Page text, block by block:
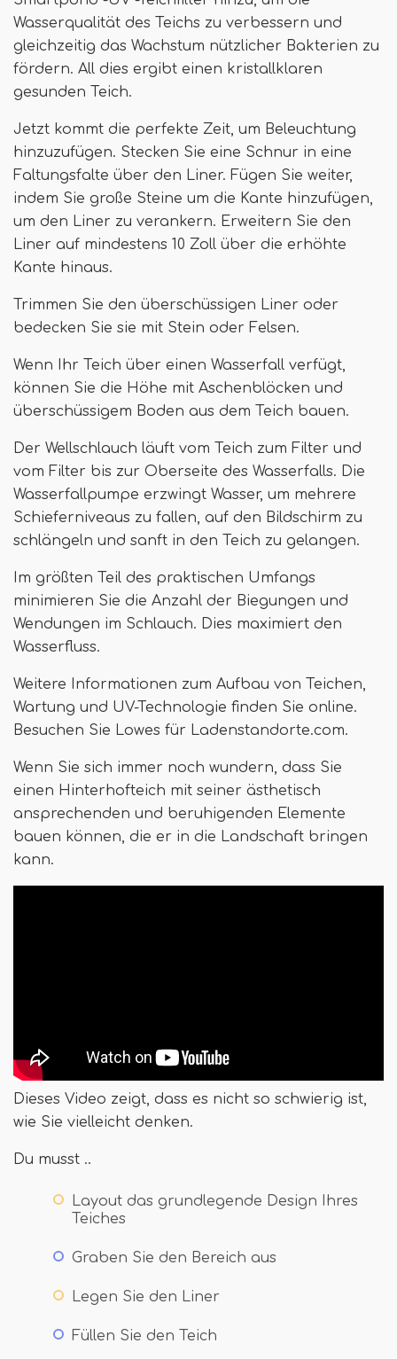
Wasserqualität des Teichs zu verbessern und
gleichzeitig das Wachstum nützlicher Bakterien zu
fördern. All dies ergibt einen kristallklaren
gesunden Teich.
Jetzt kommt die perfekte Zeit, um Beleuchtung
hinzuzufügen. Stecken Sie eine Schnur in eine
Faltungsfalte über den Liner. Fügen Sie weiter,
indem Sie große Steine ​​um die Kante hinzufügen,
um den Liner zu verankern. Erweitern Sie den
Liner auf mindestens 10 Zoll über die erhöhte
Kante hinaus.
Trimmen Sie den überschüssigen Liner oder
bedecken Sie sie mit Stein oder Felsen.
Wenn Ihr Teich über einen Wasserfall verfügt,
können Sie die Höhe mit Aschenblöcken und
überschüssigem Boden aus dem Teich bauen.
Der Wellschlauch läuft vom Teich zum Filter und
vom Filter bis zur Oberseite des Wasserfalls. Die
Wasserfallpumpe erzwingt Wasser, um mehrere
Schieferniveaus zu fallen, auf den Bildschirm zu
schlängeln und sanft in den Teich zu gelangen.
Im größten Teil des praktischen Umfangs
minimieren Sie die Anzahl der Biegungen und
Wendungen im Schlauch. Dies maximiert den
Wasserfluss.
Weitere Informationen zum Aufbau von Teichen,
Wartung und UV-Technologie finden Sie online.
Besuchen Sie Lowes für Ladenstandorte.com.
Wenn Sie sich immer noch wundern, dass Sie
einen Hinterhofteich mit seiner ästhetisch
ansprechenden und beruhigenden Elemente
bauen können, die er in die Landschaft bringen
kann.
Dieses Video zeigt, dass es nicht so schwierig ist,
wie Sie vielleicht denken.
Du musst ..
Layout das grundlegende Design Ihres
Teiches
Graben Sie den Bereich aus
Legen Sie den Liner
Füllen Sie den Teich